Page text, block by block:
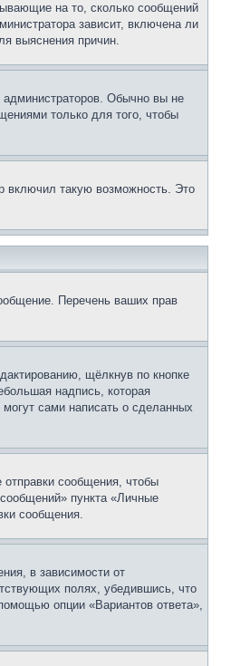
на то, сколько сообщений
зависит, включена ли
выяснения причин.
Обычно вы не
только для того, чтобы
включил такую возможность. Это
Перечень ваших прав
щёлкнув по кнопке
надпись, которая
сами написать о сделанных
сообщения, чтобы
пункта «Личные
сообщения.
в зависимости от
полях, убедившись, что
опции «Вариантов ответа»,